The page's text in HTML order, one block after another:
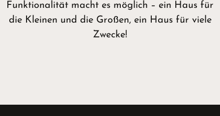
Funktionalität macht es möglich – ein Haus für
die Kleinen und die Großen, ein Haus für viele
Zwecke!